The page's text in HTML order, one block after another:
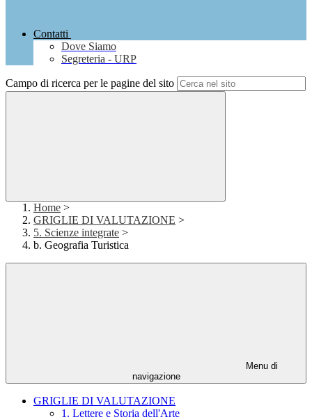
Contatti
Dove Siamo
Segreteria - URP
Campo di ricerca per le pagine del sito
Home >
GRIGLIE DI VALUTAZIONE >
5. Scienze integrate >
b. Geografia Turistica
Menu di
navigazione
GRIGLIE DI VALUTAZIONE
1. Lettere e Storia dell'Arte